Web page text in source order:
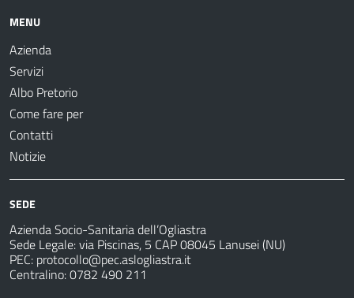
MENU
Azienda
Servizi
Albo Pretorio
Come fare per
Contatti
Notizie
SEDE
Azienda Socio-Sanitaria dell’Ogliastra
Sede Legale: via Piscinas, 5 CAP 08045 Lanusei (NU)
PEC: protocollo@pec.aslogliastra.it
Centralino: 0782 490 211